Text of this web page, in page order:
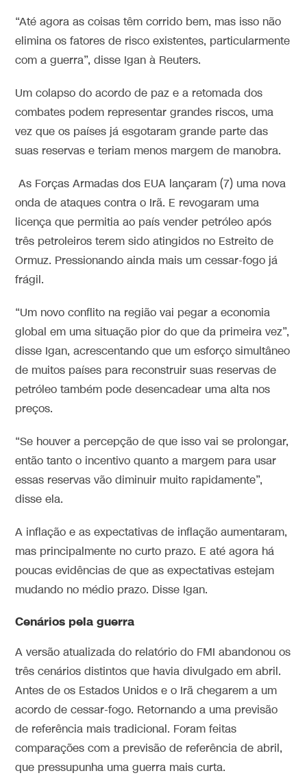
“Até agora as coisas têm corrido bem, mas isso não
elimina os fatores de risco existentes, particularmente
com a guerra”,disse Igan à Reuters.
Um colapso do acordo de paz e a retomada dos
combates podem representar grandes riscos, uma
vez que os países já esgotaram grande parte das
suas reservas e teriam menos margem de manobra.
As Forças Armadas dos EUA lançaram (7) uma nova
onda de ataques contra o Irã. E revogaram uma
licença que permitia ao país vender petróleo após
três petroleiros terem sido atingidos no Estreito de
Ormuz. Pressionando ainda mais um cessar-fogo já
frágil.
“Um novo conflito na região vai pegar a economia
global em uma situação pior do que da primeira vez”,
disse Igan, acrescentando que um esforço simultâneo
de muitos países para reconstruir suas reservas de
petróleo também pode desencadear uma alta nos
preços.
“Se houver a percepção de que isso vai se prolongar,
então tanto o incentivo quanto a margem para usar
essas reservas vão diminuir muito rapidamente”,
disse ela.
A inflação e as expectativas de inflação aumentaram,
mas principalmente no curto prazo. E até agora há
poucas evidências de que as expectativas estejam
mudando no médio prazo. Disse Igan.
Cenários pela guerra
A versão atualizada do relatório do FMI abandonou os
três cenários distintos que havia divulgado em abril.
Antes de os Estados Unidos e o Irã chegarem a um
acordo de cessar-fogo. Retornando a uma previsão
de referência mais tradicional. Foram feitas
comparações com a previsão de referência de abril,
que pressupunha uma guerra mais curta.